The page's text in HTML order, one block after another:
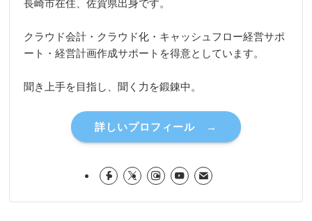
長崎市在住、佐賀県出身です。
クラウド会計・クラウド化・キャッシュフロー経営サポ
ート・経営計画作成サポートを得意としています。
聞き上手を目指し、聞く力を鍛錬中。
詳しいプロフィール →